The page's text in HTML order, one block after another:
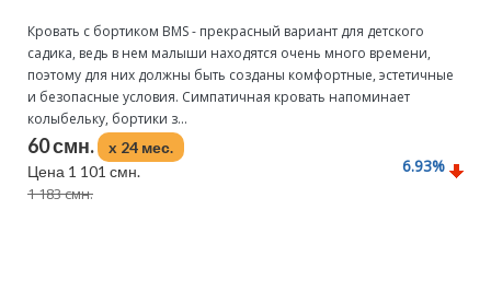
Кровать с бортиком ВMS - прекрасный вариант для детского
садика, ведь в нем малыши находятся очень много времени,
поэтому для них должны быть созданы комфортные, эстетичные
и безопасные условия. Симпатичная кровать напоминает
колыбельку, бортики з...
60 смн.
x 24 мес.
Цена 1 101 смн.
1 183 смн.
6.93%